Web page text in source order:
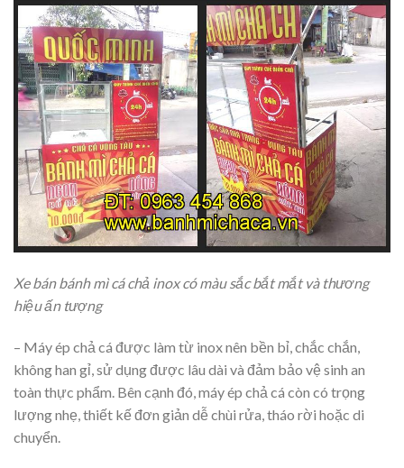
Xe bán bánh mì cá chả inox có màu sắc bắt mắt và thương
hiệu ấn tượng
– Máy ép chả cá được làm từ inox nên bền bỉ, chắc chắn,
không han gỉ, sử dụng được lâu dài và đảm bảo vệ sinh an
toàn thực phẩm. Bên cạnh đó, máy ép chả cá còn có trọng
lượng nhẹ, thiết kế đơn giản dễ chùi rửa, tháo rời hoặc di
chuyển.